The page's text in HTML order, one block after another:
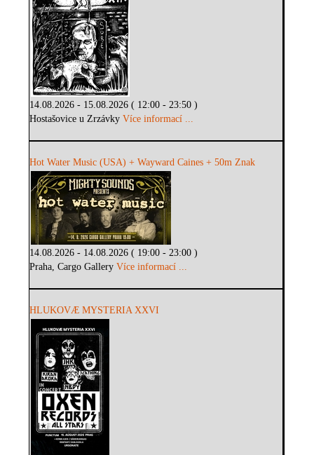
14.08.2026 - 15.08.2026 ( 12:00 - 23:50 )
Hostašovice u ZrzávkyVíce informací ...
Hot Water Music (USA) + Wayward Caines + 50m Znak
14.08.2026 - 14.08.2026 ( 19:00 - 23:00 )
Praha, Cargo GalleryVíce informací ...
HLUKOVÆ MYSTERIA XXVI